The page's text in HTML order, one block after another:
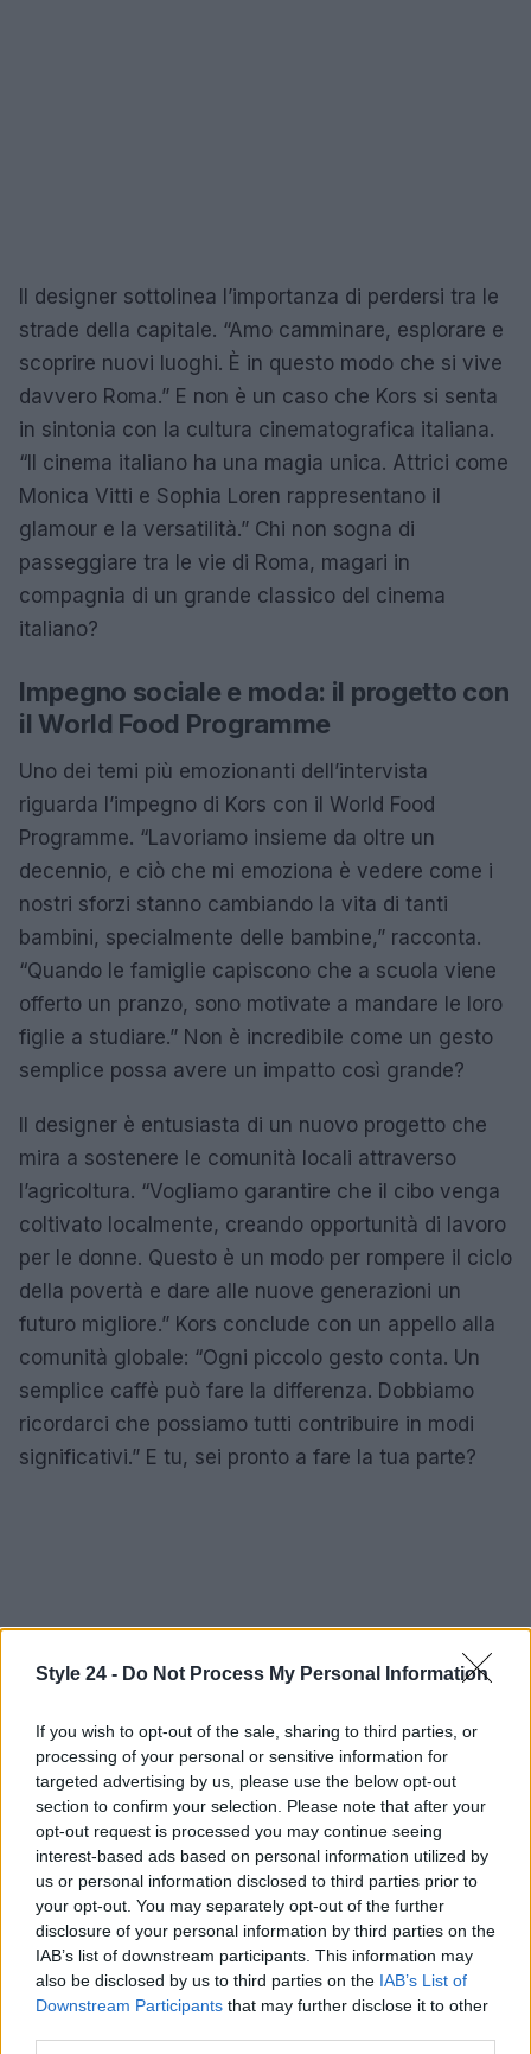
Style 24 - Do Not Process My Personal Information
If you wish to opt-out of the sale, sharing to third parties, or
processing of your personal or sensitive information for
targeted advertising by us, please use the below opt-out
section to confirm your selection. Please note that after your
opt-out request is processed you may continue seeing
interest-based ads based on personal information utilized by
us or personal information disclosed to third parties prior to
your opt-out. You may separately opt-out of the further
disclosure of your personal information by third parties on the
IAB’s list of downstream participants. This information may
also be disclosed by us to third parties on the IAB’s List of
Downstream Participants that may further disclose it to other
Il designer sottolinea l’importanza di perdersi tra le
strade della capitale. “Amo camminare, esplorare e
scoprire nuovi luoghi. È in questo modo che si vive
davvero Roma.” E non è un caso che Kors si senta
in sintonia con la cultura cinematografica italiana.
“Il cinema italiano ha una magia unica. Attrici come
Monica Vitti e Sophia Loren rappresentano il
glamour e la versatilità.” Chi non sogna di
passeggiare tra le vie di Roma, magari in
compagnia di un grande classico del cinema
italiano?
Impegno sociale e moda: il progetto con
il World Food Programme
Uno dei temi più emozionanti dell’intervista
riguarda l’impegno di Kors con il World Food
Programme. “Lavoriamo insieme da oltre un
decennio, e ciò che mi emoziona è vedere come i
nostri sforzi stanno cambiando la vita di tanti
bambini, specialmente delle bambine,” racconta.
“Quando le famiglie capiscono che a scuola viene
offerto un pranzo, sono motivate a mandare le loro
figlie a studiare.” Non è incredibile come un gesto
semplice possa avere un impatto così grande?
Il designer è entusiasta di un nuovo progetto che
mira a sostenere le comunità locali attraverso
l’agricoltura. “Vogliamo garantire che il cibo venga
coltivato localmente, creando opportunità di lavoro
per le donne. Questo è un modo per rompere il ciclo
della povertà e dare alle nuove generazioni un
futuro migliore.” Kors conclude con un appello alla
comunità globale: “Ogni piccolo gesto conta. Un
semplice caffè può fare la differenza. Dobbiamo
ricordarci che possiamo tutti contribuire in modi
significativi.” E tu, sei pronto a fare la tua parte?
AUTORE
Staff